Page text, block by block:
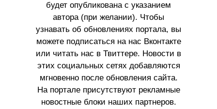
будет опубликована с указанием
автора (при желании). Чтобы
узнавать об обновлениях портала, вы
можете подписаться на нас Вконтакте
или читать нас в Твиттере. Новости в
этих социальных сетях добавляются
мгновенно после обновления сайта.
На портале присутствуют рекламные
новостные блоки наших партнеров.